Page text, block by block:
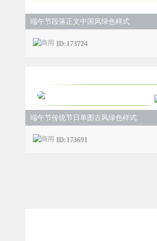
端午节段落正文中国风绿色样式
ID:173724
端午节传统节日单图古风绿色样式
ID:173691